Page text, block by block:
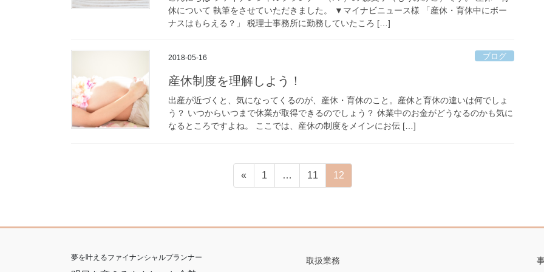
休について 執筆をさせていただきました。 ▼マイナビニュース様 「産休・育休中にボー
ナスはもらえる？」 税理士事務所に勤務していたころ […]
2018-05-16 ブログ
産休制度を理解しよう！
出産が近づくと、気になってくるのが、産休・育休のこと。産休と育休の違いは何でしょ
う？ いつからいつまで休業が取得できるのでしょう？ 休業中のお金がどうなるのかも気に
なるところですよね。 ここでは、産休の制度をメインにお伝 […]
ペ
ー
«
固
定
1 …
固
定
11
固
定
12
夢を叶えるファイナンシャルプランナー 取扱業務